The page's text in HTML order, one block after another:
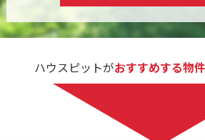
ハウスピットがおすすめする物